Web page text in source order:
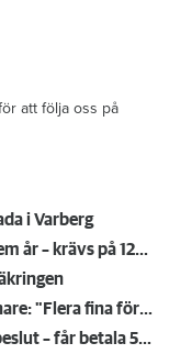
att följa oss på
i Varberg
Anmälde inte vattenskadat badrum på fem år – krävs på 125 000 kronor
Kompisdealen blev verklighet – 40 år senare: "Flera fina fördelar med att dela bostad"
Kvinna kapade lägenhet efter vräkningsbeslut – får betala 50 000